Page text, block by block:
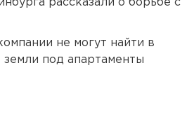
рассказали о борьбе с
не могут найти в
земли под апартаменты